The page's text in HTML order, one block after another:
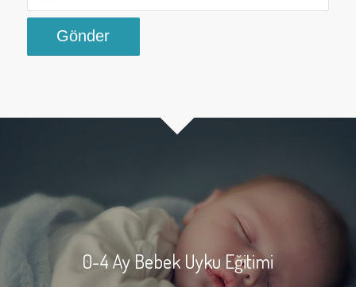
0-4 Ay Bebek Uyku Eğitimi